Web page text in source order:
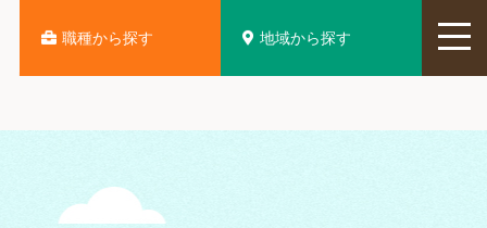
職種から探す 地域から探す